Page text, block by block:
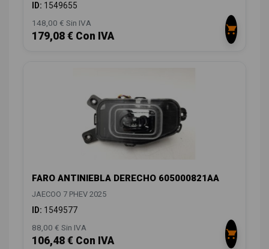
ID: 1549655
148,00 € Sin IVA
179,08 € Con IVA
FARO ANTINIEBLA DERECHO 605000821AA
JAECOO 7 PHEV 2025
ID: 1549577
88,00 € Sin IVA
106,48 € Con IVA